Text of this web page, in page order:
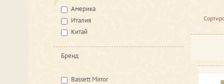
Америка
Италия
Китай
Бренд
Bassett Mirror